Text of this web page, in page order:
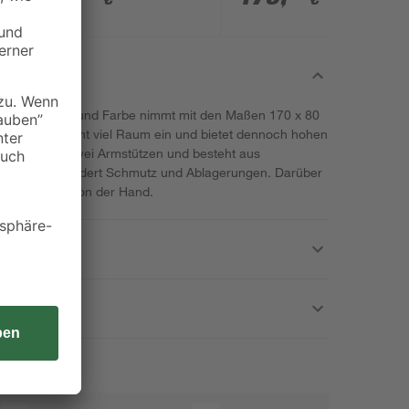
Form und Farbe nimmt mit den Maßen 170 x 80
165 l nicht viel Raum ein und bietet dennoch hohen
sowie zwei Armstützen und besteht aus
vermindert Schmutz und Ablagerungen. Darüber
einfach von der Hand.